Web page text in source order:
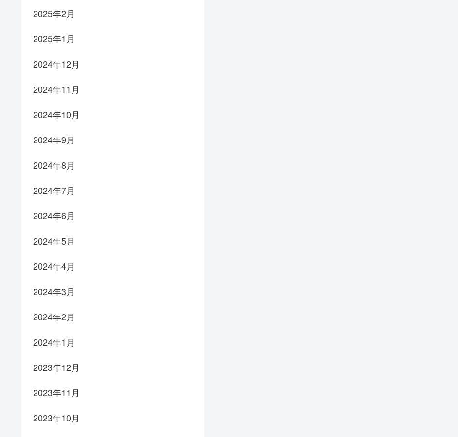
2025年2月
2025年1月
2024年12月
2024年11月
2024年10月
2024年9月
2024年8月
2024年7月
2024年6月
2024年5月
2024年4月
2024年3月
2024年2月
2024年1月
2023年12月
2023年11月
2023年10月